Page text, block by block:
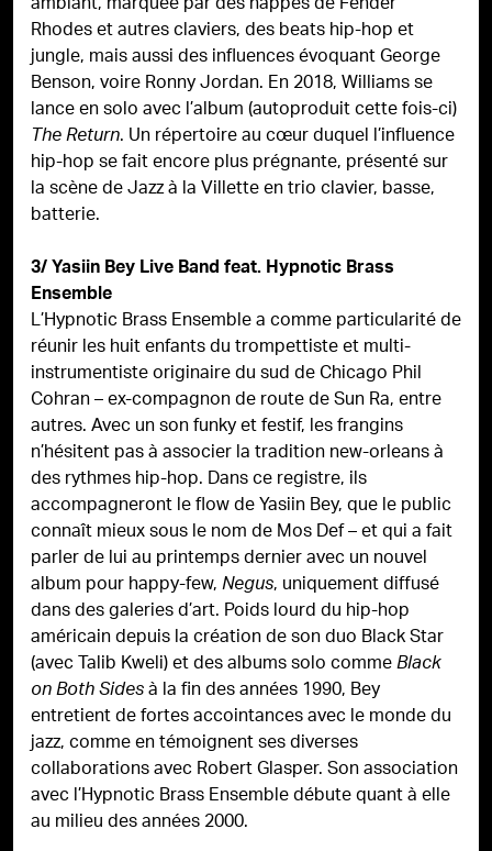
Rhodes et autres claviers, des beats hip-hop et
jungle, mais aussi des influences évoquant George
Benson, voire Ronny Jordan. En 2018, Williams se
lance en solo avec l’album (autoproduit cette fois-ci)
The Return. Un répertoire au cœur duquel l’influence
hip-hop se fait encore plus prégnante, présenté sur
la scène de Jazz à la Villette en trio clavier, basse,
batterie.
3/ Yasiin Bey Live Band feat. Hypnotic Brass
Ensemble
L’Hypnotic Brass Ensemble a comme particularité de
réunir les huit enfants du trompettiste et multi-
instrumentiste originaire du sud de Chicago Phil
Cohran – ex-compagnon de route de Sun Ra, entre
autres. Avec un son funky et festif, les frangins
n’hésitent pas à associer la tradition new-orleans à
des rythmes hip-hop. Dans ce registre, ils
accompagneront le flow de Yasiin Bey, que le public
connaît mieux sous le nom de Mos Def – et qui a fait
parler de lui au printemps dernier avec un nouvel
album pour happy-few,Negus, uniquement diffusé
dans des galeries d’art. Poids lourd du hip-hop
américain depuis la création de son duo Black Star
(avec Talib Kweli) et des albums solo commeBlack
on Both Sidesà la fin des années 1990, Bey
entretient de fortes accointances avec le monde du
jazz, comme en témoignent ses diverses
collaborations avec Robert Glasper. Son association
avec l’Hypnotic Brass Ensemble débute quant à elle
au milieu des années 2000.